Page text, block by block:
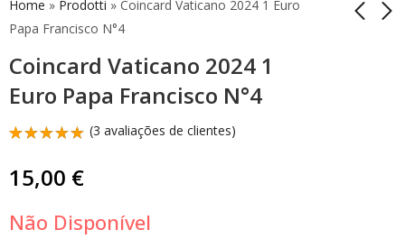
Home » Prodotti » Coincard Vaticano 2024 1 Euro
Papa Francisco N°4
Coincard Vaticano 2024 1
Euro Papa Francisco N°4
Envelope Filatélico
Numismático
Vaticano 2024
com5.00
em 5 com
base em
de
clientes
(3 avaliações de clientes)
15,00 €
Não Disponível